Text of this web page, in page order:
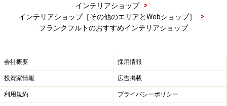
インテリアショップ
>
インテリアショップ［その他のエリアとWebショップ］
>
フランクフルトのおすすめインテリアショップ
会社概要 採用情報
投資家情報 広告掲載
利用規約 プライバシーポリシー